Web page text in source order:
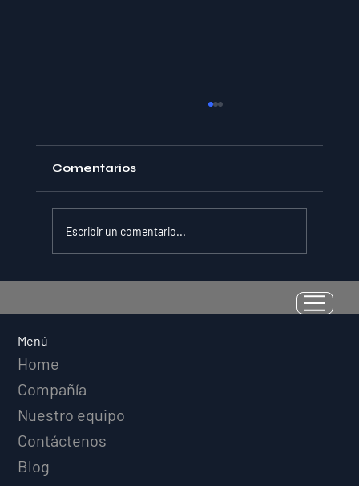
La Resiliencia como Habilidad
Medible: Por Qué el Cociente de
Comentarios
Escribir un comentario...
Menú
Home
Compañía
Nuestro equipo
Contáctenos
Blog